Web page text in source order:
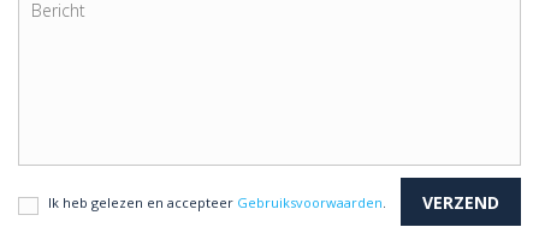
Ik heb gelezen en accepteer Gebruiksvoorwaarden